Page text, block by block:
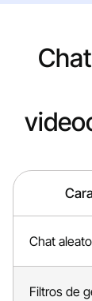
Chat
Filtros de